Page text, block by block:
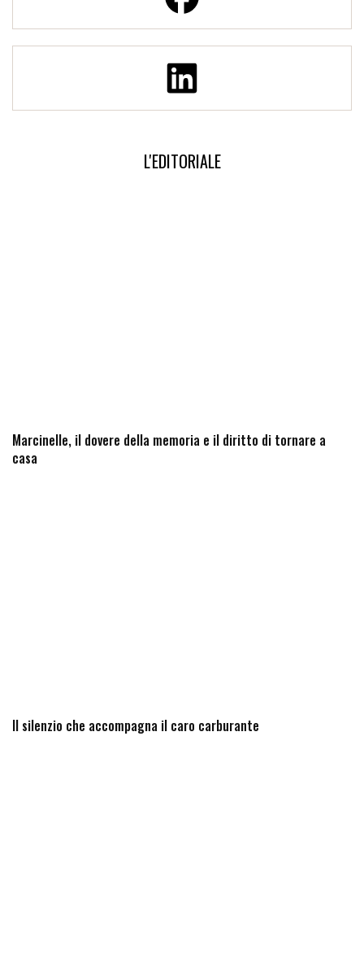
L'EDITORIALE
Marcinelle, il dovere della memoria e il diritto di tornare a
casa
Il silenzio che accompagna il caro carburante